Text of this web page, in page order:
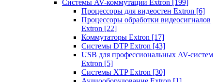
Системы AV-коммутации Extron [199]
Процессоры для видеостен Extron [6]
Процессоры обработки видеосигналов
Extron [22]
Коммутаторы Extron [17]
Системы DTP Extron [43]
USB для профессиональных AV-систем
Extron [5]
Системы XTP Extron [30]